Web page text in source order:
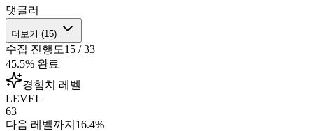
댓글러
더보기 (15)
수집 진행도15 /33
45.5% 완료
경험치 레벨
LEVEL
63
다음 레벨까지 16.4%